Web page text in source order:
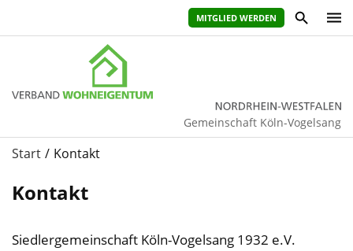
MITGLIED WERDEN
Gemeinschaft Köln-Vogelsang
Start Kontakt
Kontakt
Siedlergemeinschaft Köln-Vogelsang 1932 e.V.